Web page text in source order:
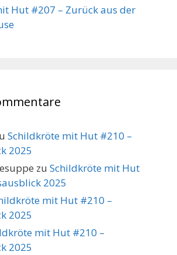
Hut #207 – Zurück aus der
Schildkröte mit Hut #210 –
2025
zu Schildkröte mit Hut
2025
mit Hut #210 –
2025
mit Hut #210 –
2025